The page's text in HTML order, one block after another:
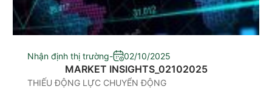
Nhận định thị trường- 02/10/2025
MARKET INSIGHTS_02102025
THIẾU ĐỘNG LỰC CHUYỂN ĐỘNG